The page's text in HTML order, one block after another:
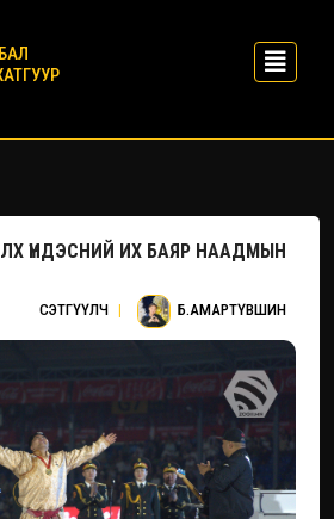
ҮНДЭСНИЙ ИХ БАЯР НААДМЫН
СЭТГҮҮЛЧ | Б.АМАРТҮВШИН